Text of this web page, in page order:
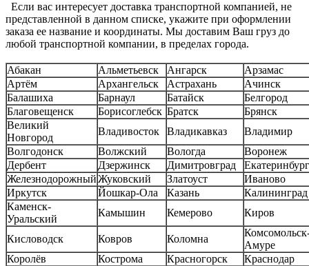
Если вас интересует доставка транспортной компанией, не
представленной в данном списке, укажите при оформлении
заказа ее название и координаты. Мы доставим Ваш груз до
любой транспортной компании, в пределах города.
Абакан Альметьевск Ангарск
Арзамас
Артём
Архангельск Астрахань
Ачинск
Балашиха
Барнаул Батайск
Белгород
Благовещенск
Борисоглебск Братск
Брянск
Великий
Новгород
Владивосток Владикавказ
Владимир
Волгодонск
Волжский Вологда
Воронеж
Дербент
Дзержинск Димитровград
Екатеринбург
ЖелезнодорожныйЖуковский Златоуст
Иваново
Иркутск
Йошкар-Ола Казань
Калининград
Каменск-
Уральский
Камышин Кемерово Киров
Кисловодск Ковров Коломна
Амуре
Королёв
Кострома Красногорск
Краснодар